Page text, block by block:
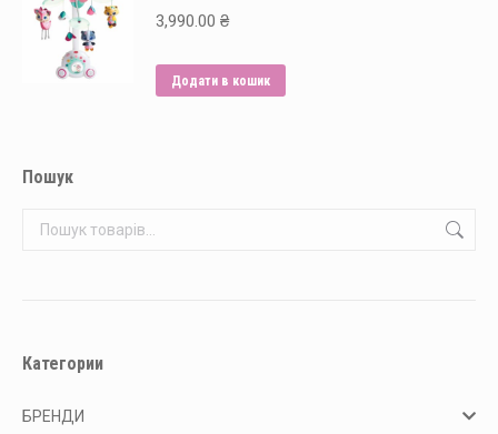
3,990.00 ₴
Додати в кошик
Пошук
Категории
БРЕНДИ